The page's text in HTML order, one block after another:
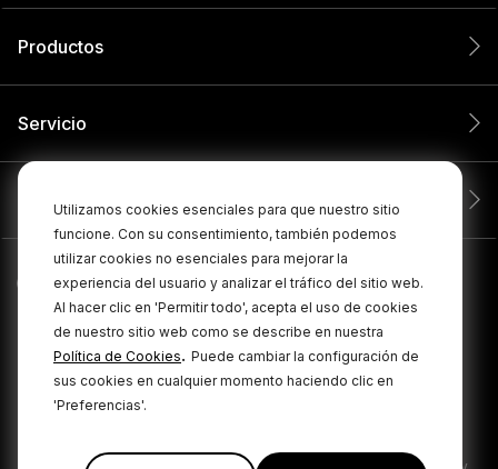
Utilizamos cookies esenciales para que nuestro sitio
funcione. Con su consentimiento, también podemos
utilizar cookies no esenciales para mejorar la
experiencia del usuario y analizar el tráfico del sitio web.
Al hacer clic en 'Permitir todo', acepta el uso de cookies
de nuestro sitio web como se describe en nuestra
Política de Cookies. Puede cambiar la configuración de
sus cookies en cualquier momento haciendo clic en
'Preferencias'.
Productos
Servicio
Compañía